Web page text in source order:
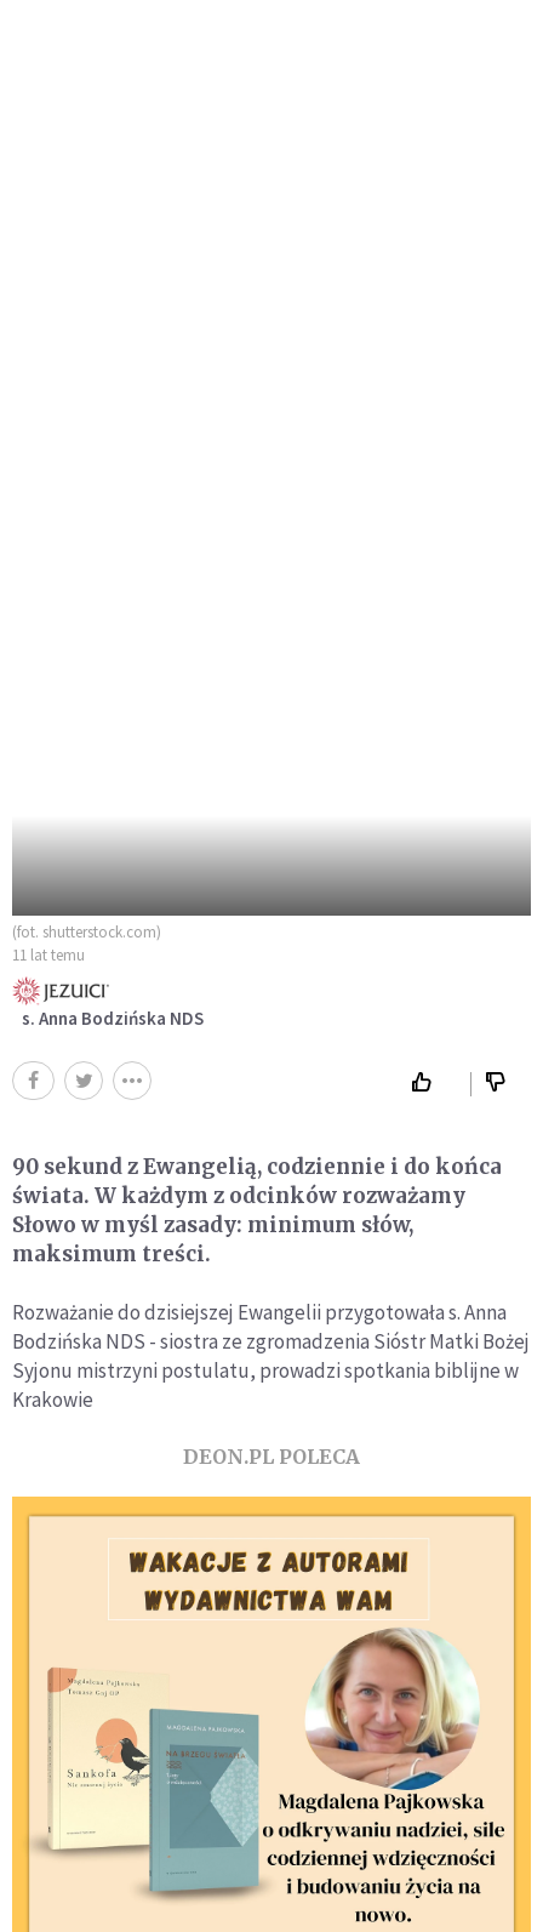
(fot. shutterstock.com)
11 lat temu
s. Anna Bodzińska NDS
90 sekund z Ewangelią, codziennie i do końca
świata. W każdym z odcinków rozważamy
Słowo w myśl zasady: minimum słów,
maksimum treści.
Rozważanie do dzisiejszej Ewangelii przygotowała s. Anna
Bodzińska NDS - siostra ze zgromadzenia Sióstr Matki Bożej
Syjonu mistrzyni postulatu, prowadzi spotkania biblijne w
Krakowie
DEON.PL POLECA